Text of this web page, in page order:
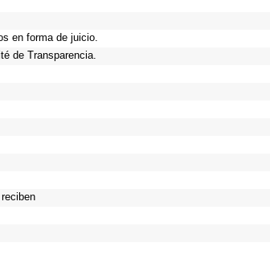
en forma de juicio.
de Transparencia.